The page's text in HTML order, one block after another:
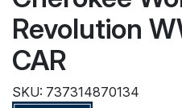
Revolution
CAR
SKU: 737314870134